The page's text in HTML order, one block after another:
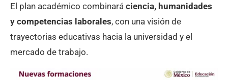
El plan académico combinará ciencia, humanidades
y competencias laborales, con una visión de
trayectorias educativas hacia la universidad y el
mercado de trabajo.